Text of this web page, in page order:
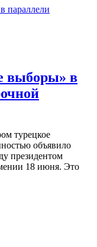
выборы» в
турецкое
объявило
президентом
18 июня. Это